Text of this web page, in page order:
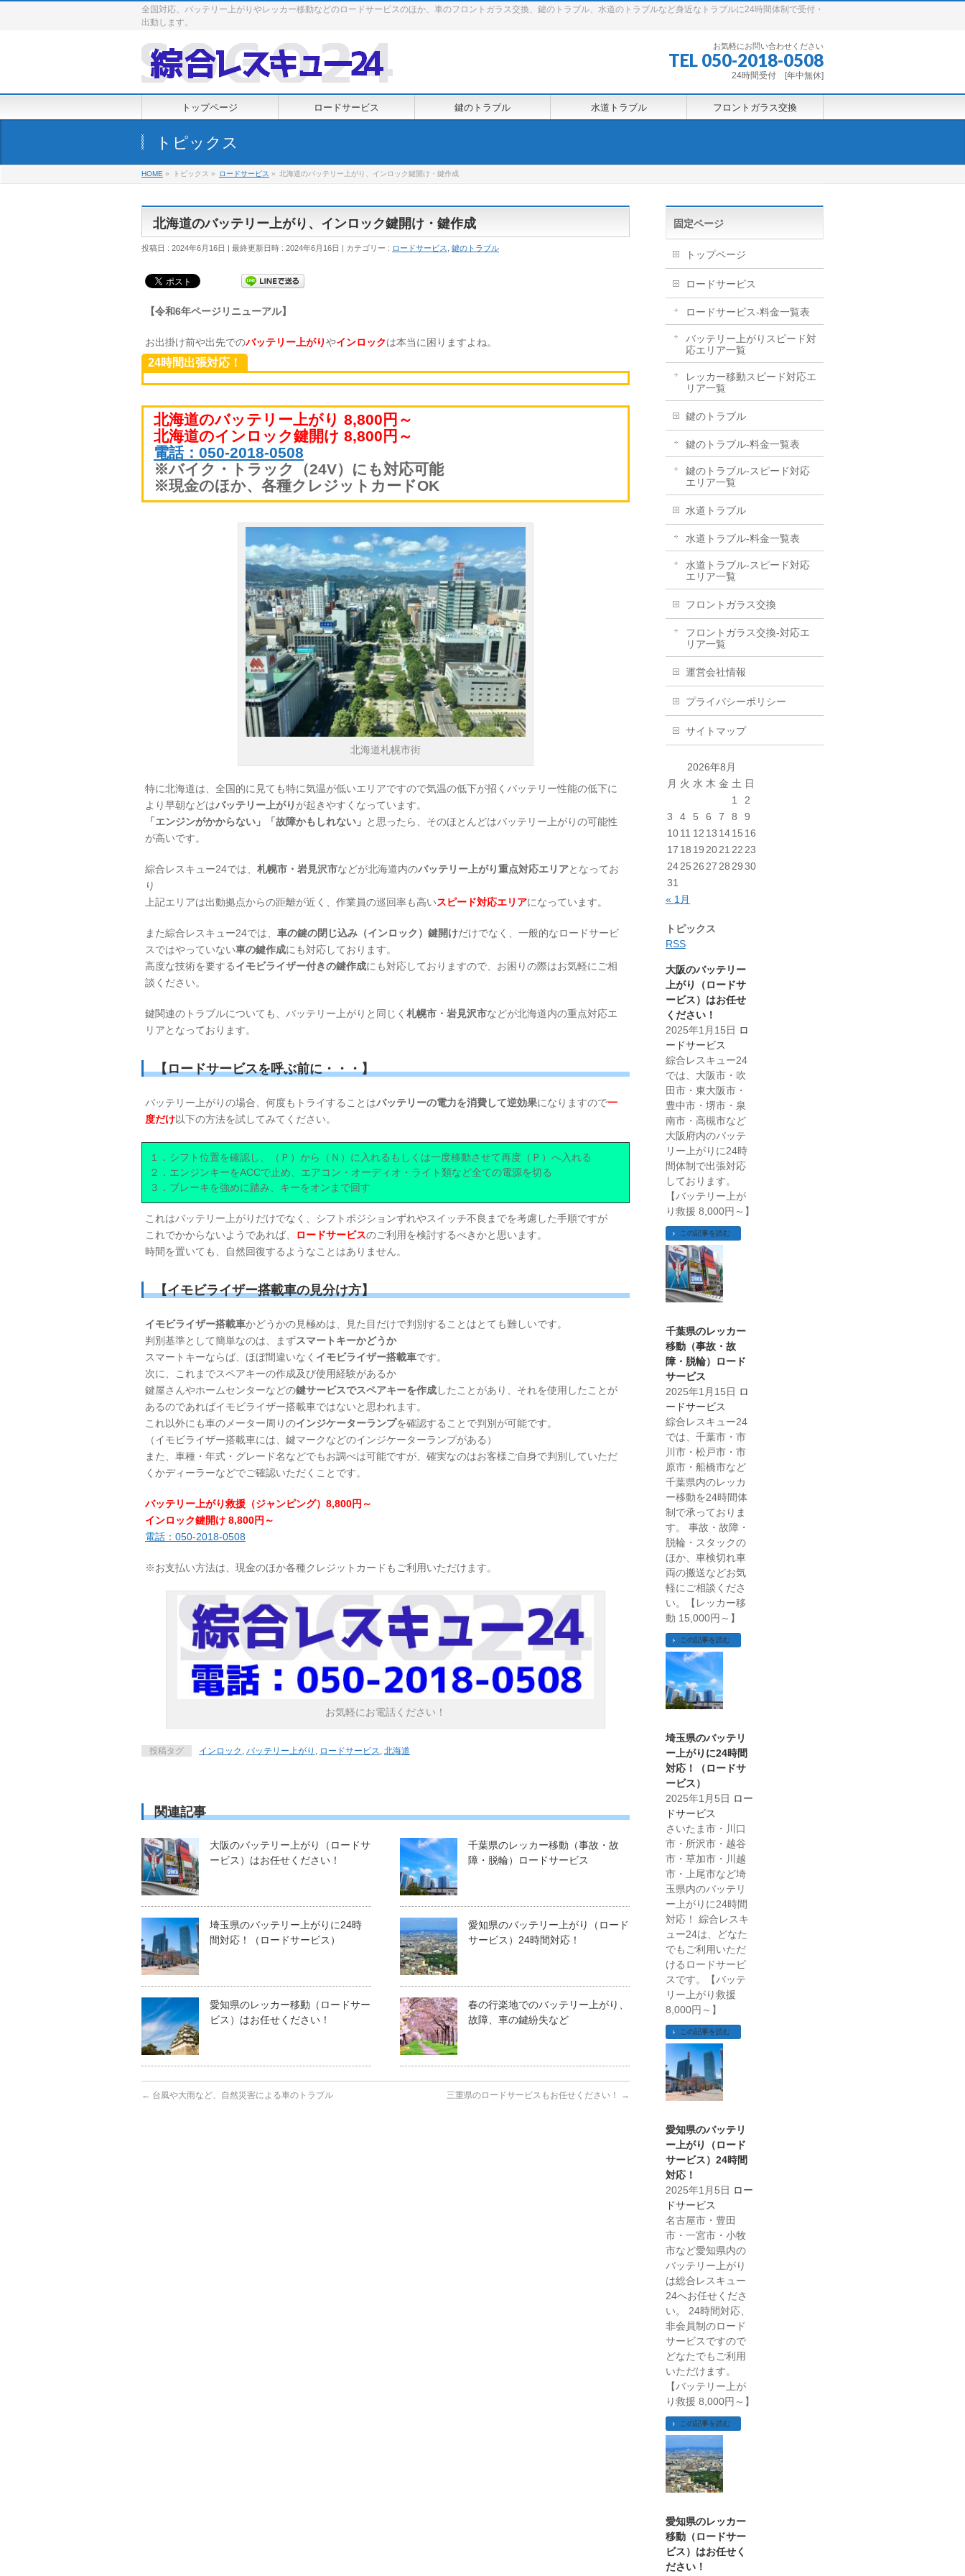
全国対応、バッテリー上がりやレッカー移動などのロードサービスのほか、車のフロントガラス交換、鍵のトラブル、水道のトラブルなど身近なトラブルに24時間体制で受付・
出動します。
お気軽にお問い合わせください
TEL 050-2018-0508
24時間受付 [年中無休]
トップページ ロードサービス 鍵のトラブル 水道トラブル フロントガラス交換
トピックス
HOME » トピックス » ロードサービス » 北海道のバッテリー上がり、インロック鍵開け・鍵作成
北海道のバッテリー上がり、インロック鍵開け・鍵作成
投稿日 : 2024年6月16日 最終更新日時 : 2024年6月16日 カテゴリー : ロードサービス 鍵のトラブル
【令和6年ページリニューアル】
お出掛け前や出先でのバッテリー上がりやインロックは本当に困りますよね。
24時間出張対応！
北海道のバッテリー上がり 8,800円～
北海道のインロック鍵開け 8,800円～
電話：050-2018-0508
※バイク・トラック（24V）にも対応可能
※現金のほか、各種クレジットカードOK
北海道札幌市街
特に北海道は、全国的に見ても特に気温が低いエリアですので気温の低下が招くバッテリー性能の低下に
より早朝などはバッテリー上がり が起きやすくなっています。
「エンジンがかからない」「故障かもしれない」 と思ったら、そのほとんどはバッテリー上がりの可能性
が高いです。
綜合レスキュー24では、 札幌市・岩見沢市などが北海道内のバッテリー上がり重点対応エリアとなってお
り
上記エリアは出動拠点からの距離が近く、作業員の巡回率も高いスピード対応エリアになっています。
また綜合レスキュー24では、 車の鍵の閉じ込み（インロック）鍵開けだけでなく、一般的なロードサービ
スではやっていない車の鍵作成にも対応しております。
高度な技術を要するイモビライザー付きの鍵作成にも対応しておりますので、お困りの際はお気軽にご相
談ください。
鍵関連のトラブルについても、バッテリー上がりと同じく 札幌市・岩見沢市などが北海道内の重点対応エ
リアとなっております。
【ロードサービスを呼ぶ前に・・・】
バッテリー上がりの場合、何度もトライすることはバッテリーの電力を消費して逆効果になりますので一
度だけ以下の方法を試してみてください。
１．シフト位置を確認し、（Ｐ）から（Ｎ）に入れるもしくは一度移動させて再度（Ｐ）へ入れる
２．エンジンキーをACCで止め、エアコン・オーディオ・ライト類など全ての電源を切る
３．ブレーキを強めに踏み、キーをオンまで回す
これはバッテリー上がりだけでなく、シフトポジションずれやスイッチ不良までを考慮した手順ですが
これでかからないようであれば、
ロードサービスのご利用を検討するべきかと思います。
時間を置いても、自然回復するようなことはありません。
【イモビライザー搭載車の見分け方】
イモビライザー搭載車かどうかの見極めは、見た目だけで判別することはとても難しいです。
判別基準として簡単なのは、まずスマートキーかどうか
スマートキーならば、ほぼ間違いなく イモビライザー搭載車です。
次に、これまでスペアキーの作成及び使用経験があるか
鍵屋さんやホームセンターなどの鍵サービスでスペアキーを作成したことがあり、それを使用したことが
あるのであればイモビライザー搭載車ではないと思われます。
これ以外にも車のメーター周りのインジケーターランプを確認することで判別が可能です。
（イモビライザー搭載車には、鍵マークなどのインジケーターランプがある）
また、車種・年式・グレード名などでもお調べは可能ですが、確実なのはお客様ご自身で判別していただ
くかディーラーなどでご確認いただくことです。
バッテリー上がり救援（ジャンピング）8,800円～
インロック鍵開け 8,800円～
電話：050-2018-0508
※お支払い方法は、現金のほか各種クレジットカードもご利用いただけます。
お気軽にお電話ください！
投稿タグ インロック , バッテリー上がり , ロードサービス, 北海道
関連記事
大阪のバッテリー上がり（ロードサ
ービス）はお任せください！
千葉県のレッカー移動（事故・故
障・脱輪）ロードサービス
埼玉県のバッテリー上がりに24時
間対応！（ロードサービス）
愛知県のバッテリー上がり（ロード
サービス）24時間対応！
愛知県のレッカー移動（ロードサー
ビス）はお任せください！
春の行楽地でのバッテリー上がり、
故障、車の鍵紛失など
← 台風や大雨など、自然災害による車のトラブル 三重県のロードサービスもお任せください！ →
固定ページ
トップページ
ロードサービス
ロードサービス-料金一覧表
バッテリー上がりスピード対
応エリア一覧
レッカー移動スピード対応エ
リア一覧
鍵のトラブル
鍵のトラブル-料金一覧表
鍵のトラブル-スピード対応
エリア一覧
水道トラブル
水道トラブル-料金一覧表
水道トラブル-スピード対応
エリア一覧
フロントガラス交換
フロントガラス交換-対応エ
リア一覧
運営会社情報
プライバシーポリシー
サイトマップ
2026年8月
月 火 水 木 金 土 日
1
2
3
4 5 6 7 8
9
1011 12 13 1415 16
17 18 19 2021 22 23
2425 26 27 28 2930
31
« 1月
トピックス
RSS
大阪のバッテリー
上がり（ロードサ
ービス）はお任せ
ください！
2025年1月15日 ロ
ードサービス
綜合レスキュー24
では、大阪市・吹
田市・東大阪市・
豊中市・堺市・泉
南市・高槻市など
大阪府内のバッテ
リー上がりに24時
間体制で出張対応
しております。
【バッテリー上が
り救援 8,000円～】
この記事を読む
千葉県のレッカー
移動（事故・故
障・脱輪）ロード
サービス
2025年1月15日 ロ
ードサービス
綜合レスキュー24
では、千葉市・市
川市・松戸市・市
原市・船橋市など
千葉県内のレッカ
ー移動を24時間体
制で承っておりま
す。 事故・故障・
脱輪・スタックの
ほか、車検切れ車
両の搬送などお気
軽にご相談くださ
い。【レッカー移
動 15,000円～】
この記事を読む
埼玉県のバッテリ
ー上がりに24時間
対応！（ロードサ
ービス）
2025年1月5日 ロー
ドサービス
さいたま市・川口
市・所沢市・越谷
市・草加市・川越
市・上尾市など埼
玉県内のバッテリ
ー上がりに24時間
対応！ 綜合レスキ
ュー24は、どなた
でもご利用いただ
けるロードサービ
スです。【バッテ
リー上がり救援
8,000円～】
この記事を読む
愛知県のバッテリ
ー上がり（ロード
サービス）24時間
対応！
2025年1月5日 ロー
ドサービス
名古屋市・豊田
市・一宮市・小牧
市など愛知県内の
バッテリー上がり
は総合レスキュー
24へお任せくださ
い。 24時間対応、
非会員制のロード
サービスですので
どなたでもご利用
いただけます。
【バッテリー上が
り救援 8,000円～】
この記事を読む
愛知県のレッカー
移動（ロードサー
ビス）はお任せく
ださい！